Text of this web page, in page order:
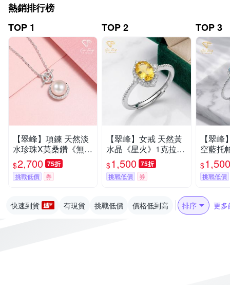
熱銷排行榜
TOP 1
【翠峰】項鍊 天然淡
水珍珠X莫桑鑽《無盡
之愛》鑽石項鍊 七夕
情人節 珍珠項鍊 生日
禮物 飾品 送禮
$2,700 75折
挑戰低價 券
TOP 2
【翠峰】女戒 天然黃
水晶《星火》1克拉純
銀戒指 七夕情人節 鑽
戒 生日 飾品 送禮
$1,500 75折
挑戰低價 券
TOP 3
【翠
空藍托
0分純
人節 鑽
送禮
$1,500
挑戰低價
快速到貨 有現貨 挑戰低價 價格低到高 排序 更多